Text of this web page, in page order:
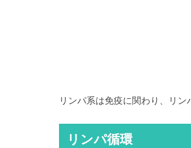
リンパ系は免疫に関わり、リン
リンパ循環